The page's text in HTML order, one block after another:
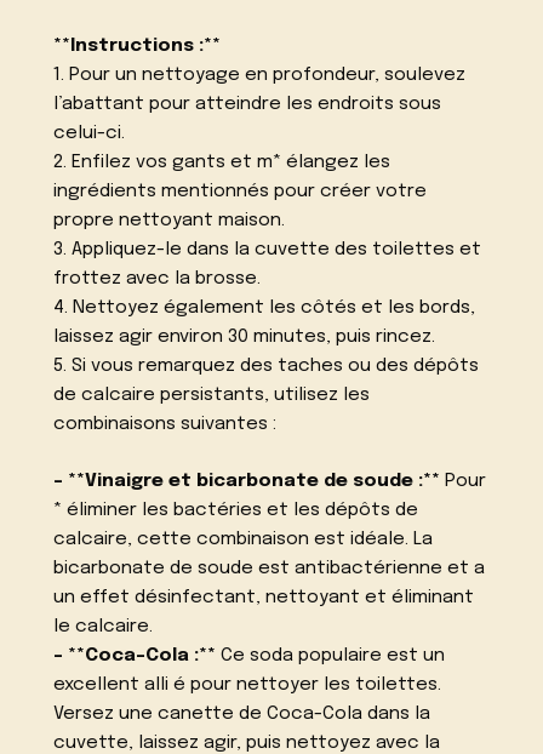
**Instructions :**
1. Pour un nettoyage en profondeur, soulevez
l’abattant pour atteindre les endroits sous
celui-ci.
2. Enfilez vos gants et m* élangez les
ingrédients mentionnés pour créer votre
propre nettoyant maison.
3. Appliquez-le dans la cuvette des toilettes et
frottez avec la brosse.
4. Nettoyez également les côtés et les bords,
laissez agir environ 30 minutes, puis rincez.
5. Si vous remarquez des taches ou des dépôts
de calcaire persistants, utilisez les
combinaisons suivantes :
– **Vinaigre et bicarbonate de soude :** Pour
* éliminer les bactéries et les dépôts de
calcaire, cette combinaison est idéale. La
bicarbonate de soude est antibactérienne et a
un effet désinfectant, nettoyant et éliminant
le calcaire.
– **Coca-Cola :** Ce soda populaire est un
excellent alli é pour nettoyer les toilettes.
Versez une canette de Coca-Cola dans la
cuvette, laissez agir, puis nettoyez avec la